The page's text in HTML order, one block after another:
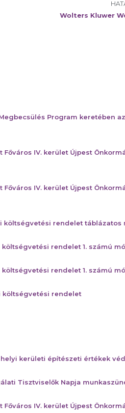
Wolters Kluwer
Program keretében
Főváros IV. kerület Újpest
Főváros IV. kerület Újpest
költségvetési rendelet táblázatos
költségvetési rendelet 1. számú
költségvetési rendelet 1. számú
költségvetési rendelet
kerületi építészeti értékek
Tisztviselők Napja
Főváros IV. kerület Újpest